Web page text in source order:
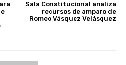
Sala Constitucional analiza
recursos de amparo de
Romeo Vásquez Velásquez